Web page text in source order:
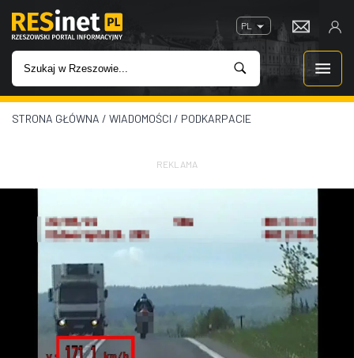
PL
WIADOMOŚCI
W KINACH
GASTRONOMIA
STRONA GŁÓWNA / WIADOMOŚCI / PODKARPACIE
REKLAMA